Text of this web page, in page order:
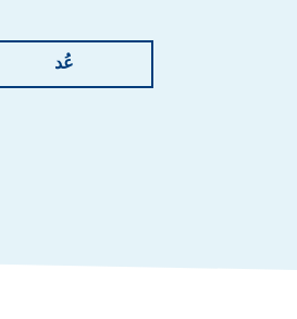
عُد